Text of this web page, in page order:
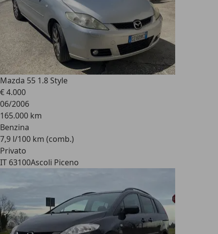
Mazda 55 1.8 Style
€ 4.000
06/2006
165.000 km
Benzina
7,9 l/100 km (comb.)
Privato
IT 63100Ascoli Piceno